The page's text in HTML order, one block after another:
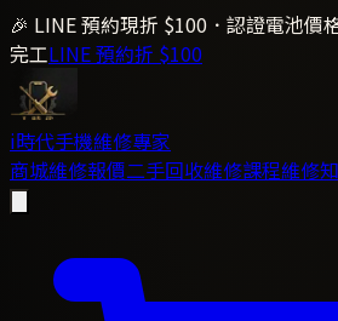
🎉 LINE 預約現折 $100．認證電池價
完工LINE 預約折 $100
i時代手機維修專家
商城維修報價二手回收維修課程維修